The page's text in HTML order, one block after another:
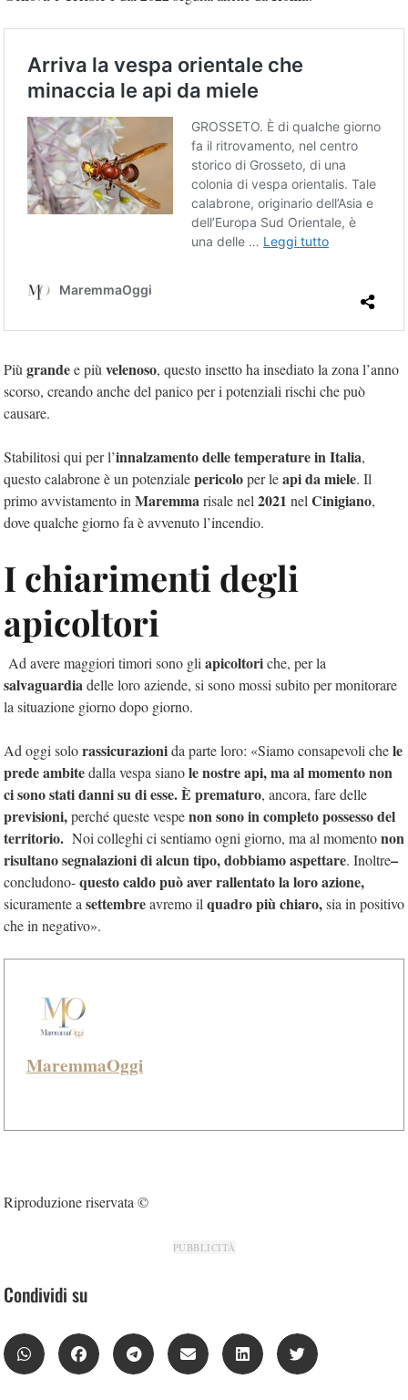
Più grandee più velenoso, questo insetto ha insediato la zona l’anno
scorso, creando anche del panico per i potenziali rischi che può
causare.
Stabilitosi qui per l’innalzamento delle temperature in Italia,
questo calabrone è un potenzialepericoloper leapi da miele. Il
primo avvistamento in Maremmarisale nel 2021 nel Cinigiano,
dove qualche giorno fa è avvenuto l’incendio.
I chiarimenti degli
apicoltori
Ad avere maggiori timori sono gli apicoltoriche, per la
salvaguardiadelle loro aziende, si sono mossi subito per monitorare
la situazione giorno dopo giorno.
Ad oggi solorassicurazionida parte loro: «Siamo consapevoli chele
prede ambitedalla vespa sianole nostre api, ma al momento non
ci sono stati danni su di esse. È prematuro, ancora, fare delle
previsioni,perché queste vespenon sono in completo possesso del
territorio. Noi colleghi ci sentiamo ogni giorno, ma al momentonon
risultano segnalazioni di alcun tipo, dobbiamo aspettare. Inoltre–
concludono-questo caldo può aver rallentato la loro azione,
sicuramente a settembreavremo il quadro più chiaro,sia in positivo
che in negativo».
MaremmaOggi
Riproduzione riservata ©
PUBBLICITÀ
Condividi su